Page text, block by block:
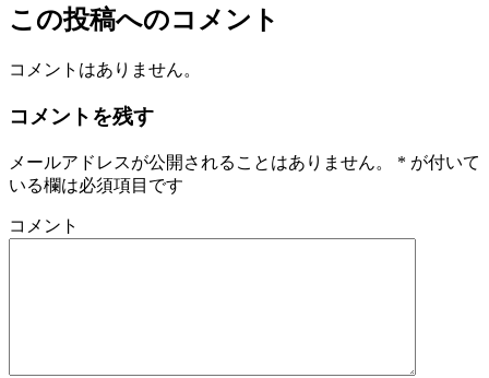
この投稿へのコメント
コメントはありません。
コメントを残す
メールアドレスが公開されることはありません。 * が付いて
いる欄は必須項目です
コメント